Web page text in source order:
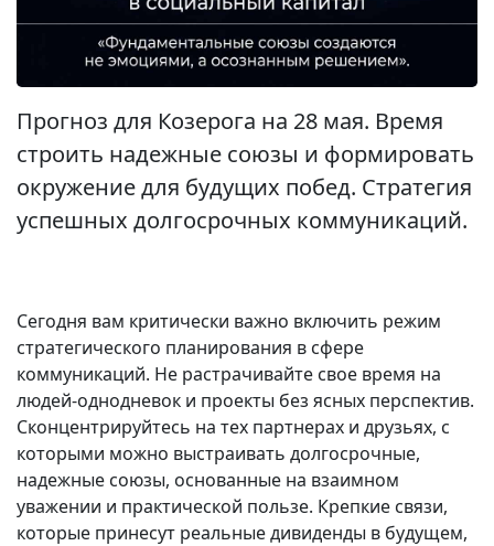
Прогноз для Козерога на 28 мая. Время
строить надежные союзы и формировать
окружение для будущих побед. Стратегия
успешных долгосрочных коммуникаций.
Сегодня вам критически важно включить режим
стратегического планирования в сфере
коммуникаций. Не растрачивайте свое время на
людей-однодневок и проекты без ясных перспектив.
Сконцентрируйтесь на тех партнерах и друзьях, с
которыми можно выстраивать долгосрочные,
надежные союзы, основанные на взаимном
уважении и практической пользе. Крепкие связи,
которые принесут реальные дивиденды в будущем,